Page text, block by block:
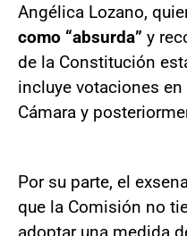
Angélica Lozano,
como “absurda” y
de la Constitución
incluye votaciones
Cámara y
Por su parte, el
que la Comisión no
adoptar una medida